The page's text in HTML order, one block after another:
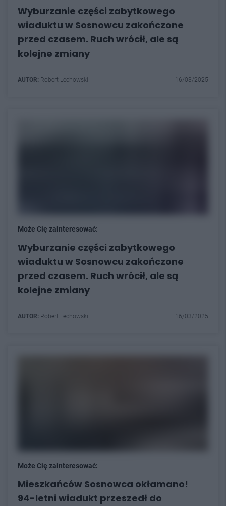
Wyburzanie części zabytkowego
wiaduktu w Sosnowcu zakończone
przed czasem. Ruch wrócił, ale są
kolejne zmiany
AUTOR: Robert Lechowski 16/03/2025
Może Cię zainteresować:
Wyburzanie części zabytkowego
wiaduktu w Sosnowcu zakończone
przed czasem. Ruch wrócił, ale są
kolejne zmiany
AUTOR: Robert Lechowski 16/03/2025
Może Cię zainteresować:
Mieszkańców Sosnowca okłamano!
94-letni wiadukt przeszedł do